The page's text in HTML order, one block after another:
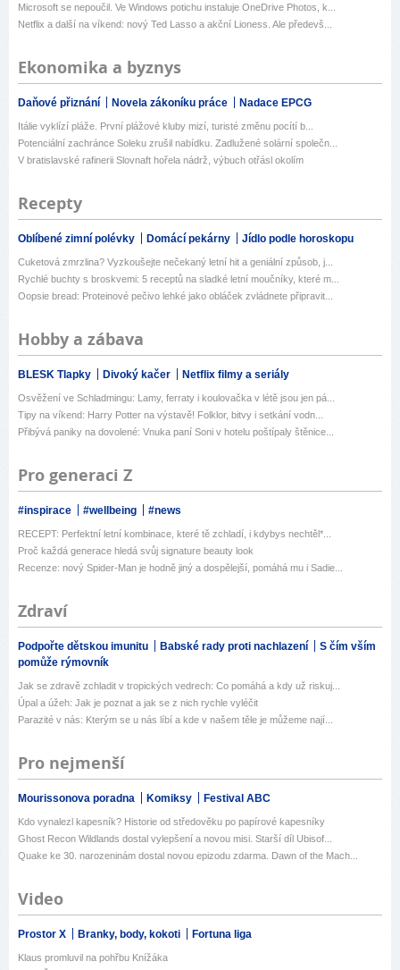
Microsoft se nepoučil. Ve Windows potichu instaluje OneDrive Photos, k...
Netflix a další na víkend: nový Ted Lasso a akční Lioness. Ale předevš...
Ekonomika a byznys
Daňové přiznání Novela zákoníku práce Nadace EPCG
Itálie vyklízí pláže. První plážové kluby mizí, turisté změnu pocítí b...
Potenciální zachránce Soleku zrušil nabídku. Zadlužené solární společn...
V bratislavské rafinerii Slovnaft hořela nádrž, výbuch otřásl okolím
Recepty
Oblíbené zimní polévky Domácí pekárny Jídlo podle horoskopu
Cuketová zmrzlina? Vyzkoušejte nečekaný letní hit a geniální způsob, j...
Rychlé buchty s broskvemi: 5 receptů na sladké letní moučníky, které m...
Oopsie bread: Proteinové pečivo lehké jako obláček zvládnete připravit...
Hobby a zábava
BLESK Tlapky Divoký kačer Netflix filmy a seriály
Osvěžení ve Schladmingu: Lamy, ferraty i koulovačka v létě jsou jen pá...
Tipy na víkend: Harry Potter na výstavě! Folklor, bitvy i setkání vodn...
Přibývá paniky na dovolené: Vnuka paní Soni v hotelu poštípaly štěnice...
Pro generaci Z
#inspirace #wellbeing #news
RECEPT: Perfektní letní kombinace, které tě zchladí, i kdybys nechtěl*...
Proč každá generace hledá svůj signature beauty look
Recenze: nový Spider-Man je hodně jiný a dospělejší, pomáhá mu i Sadie...
Zdraví
Podpořte dětskou imunitu Babské rady proti nachlazení
S čím vším
pomůže rýmovník
Jak se zdravě zchladit v tropických vedrech: Co pomáhá a kdy už riskuj...
Úpal a úžeh: Jak je poznat a jak se z nich rychle vyléčit
Parazité v nás: Kterým se u nás líbí a kde v našem těle je můžeme nají...
Pro nejmenší
Mourissonova poradna Komiksy Festival ABC
Kdo vynalezl kapesník? Historie od středověku po papírové kapesníky
Ghost Recon Wildlands dostal vylepšení a novou misi. Starší díl Ubisof...
Quake ke 30. narozeninám dostal novou epizodu zdarma. Dawn of the Mach...
Video
Prostor X Branky, body, kokoti Fortuna liga
Klaus promluvil na pohřbu Knížáka